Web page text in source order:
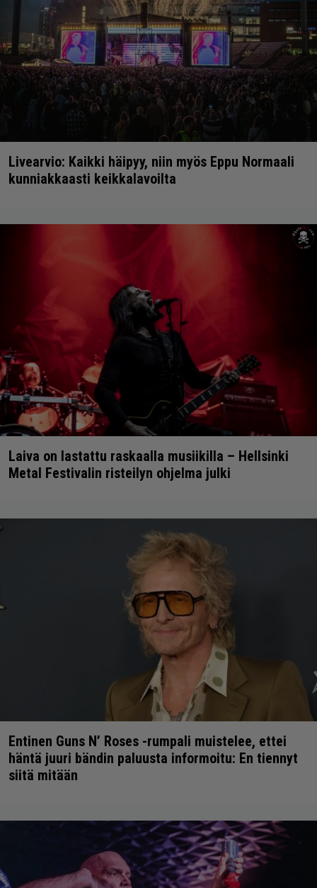
Livearvio: Kaikki häipyy, niin myös Eppu Normaali
kunniakkaasti keikkalavoilta
Laiva on lastattu raskaalla musiikilla – Hellsinki
Metal Festivalin risteilyn ohjelma julki
Entinen Guns N’ Roses -rumpali muistelee, ettei
häntä juuri bändin paluusta informoitu: En tiennyt
siitä mitään